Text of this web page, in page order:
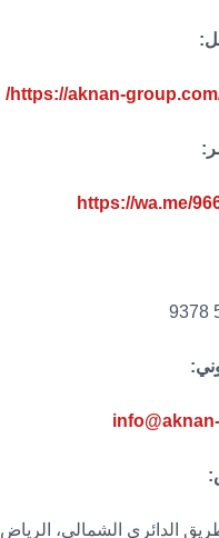
https://aknan-
https://wa.me/
الدائري الشمالي، الرياض